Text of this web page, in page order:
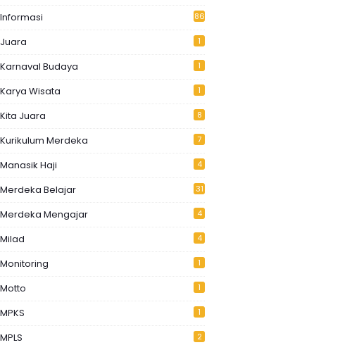
Informasi 86
Juara 1
Karnaval Budaya 1
Karya Wisata 1
Kita Juara 8
Kurikulum Merdeka 7
Manasik Haji 4
Merdeka Belajar 31
Merdeka Mengajar 4
Milad 4
Monitoring 1
Motto 1
MPKS 1
MPLS 2